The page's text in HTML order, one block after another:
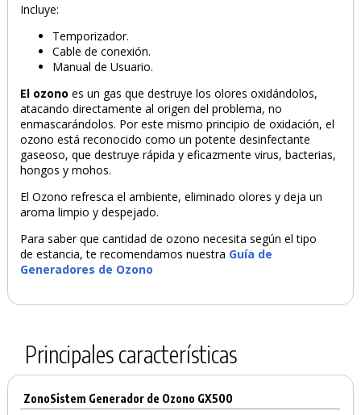
Incluye:
Temporizador.
Cable de conexión.
Manual de Usuario.
El ozono es un gas que destruye los olores oxidándolos,
atacando directamente al origen del problema, no
enmascarándolos. Por este mismo principio de oxidación, el
ozono está reconocido como un potente desinfectante
gaseoso, que destruye rápida y eficazmente virus, bacterias,
hongos y mohos.
El Ozono refresca el ambiente, eliminado olores y deja un
aroma limpio y despejado.
Para saber que cantidad de ozono necesita según el tipo
de estancia, te recomendamos nuestra Guía de
Generadores de Ozono
Principales características
ZonoSistem Generador de Ozono GX500